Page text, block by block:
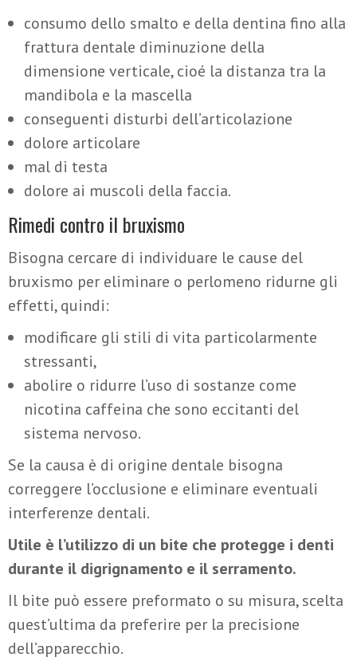
consumo dello smalto e della dentina fino alla
frattura dentale diminuzione della
dimensione verticale, cioé la distanza tra la
mandibola e la mascella
conseguenti disturbi dell’articolazione
dolore articolare
mal di testa
dolore ai muscoli della faccia.
Rimedi contro il bruxismo
Bisogna cercare di individuare le cause del
bruxismo per eliminare o perlomeno ridurne gli
effetti, quindi:
modificare gli stili di vita particolarmente
stressanti,
abolire o ridurre l’uso di sostanze come
nicotina caffeina che sono eccitanti del
sistema nervoso.
Se la causa è di origine dentale bisogna
correggere l’occlusione e eliminare eventuali
interferenze dentali.
Utile è l’utilizzo di un bite che protegge i denti
durante il digrignamento e il serramento.
Il bite può essere preformato o su misura, scelta
quest’ultima da preferire per la precisione
dell’apparecchio.